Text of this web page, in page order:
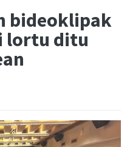
bideoklipak
lortu ditu